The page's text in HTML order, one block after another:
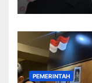
PEMERINTAH